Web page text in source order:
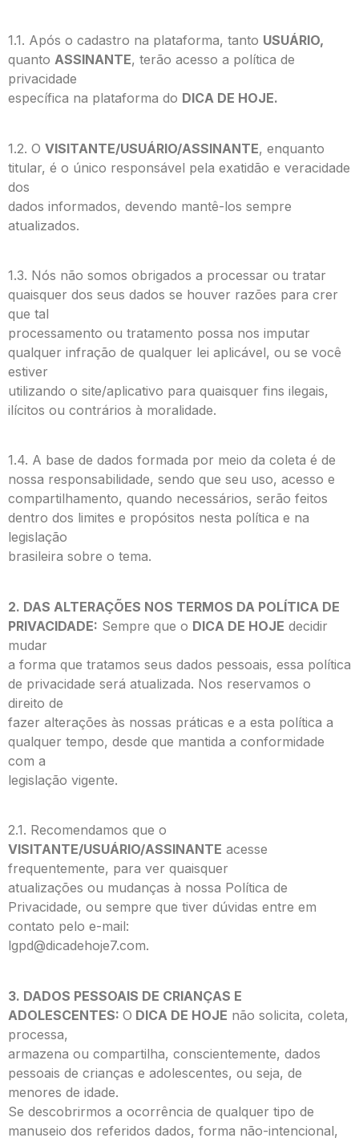
1.1. Após o cadastro na plataforma, tanto USUÁRIO,
quanto ASSINANTE, terão acesso a política de
privacidade
específica na plataforma do DICA DE HOJE.
1.2. O VISITANTE/USUÁRIO/ASSINANTE, enquanto
titular, é o único responsável pela exatidão e veracidade
dos
dados informados, devendo mantê-los sempre
atualizados.
1.3. Nós não somos obrigados a processar ou tratar
quaisquer dos seus dados se houver razões para crer
que tal
processamento ou tratamento possa nos imputar
qualquer infração de qualquer lei aplicável, ou se você
estiver
utilizando o site/aplicativo para quaisquer fins ilegais,
ilícitos ou contrários à moralidade.
1.4. A base de dados formada por meio da coleta é de
nossa responsabilidade, sendo que seu uso, acesso e
compartilhamento, quando necessários, serão feitos
dentro dos limites e propósitos nesta política e na
legislação
brasileira sobre o tema.
2. DAS ALTERAÇÕES NOS TERMOS DA POLÍTICA DE
PRIVACIDADE: Sempre que o DICA DE HOJE decidir
mudar
a forma que tratamos seus dados pessoais, essa política
de privacidade será atualizada. Nos reservamos o
direito de
fazer alterações às nossas práticas e a esta política a
qualquer tempo, desde que mantida a conformidade
com a
legislação vigente.
2.1. Recomendamos que o
VISITANTE/USUÁRIO/ASSINANTE acesse
frequentemente, para ver quaisquer
atualizações ou mudanças à nossa Política de
Privacidade, ou sempre que tiver dúvidas entre em
contato pelo e-mail:
lgpd@dicadehoje7.com.
3. DADOS PESSOAIS DE CRIANÇAS E
ADOLESCENTES: O DICA DE HOJE não solicita, coleta,
processa,
armazena ou compartilha, conscientemente, dados
pessoais de crianças e adolescentes, ou seja, de
menores de idade.
Se descobrirmos a ocorrência de qualquer tipo de
manuseio dos referidos dados, forma não-intencional,